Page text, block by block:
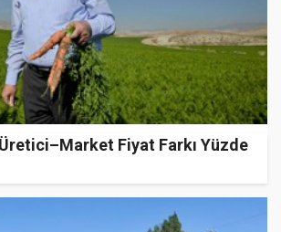
Fiyat Farkı Yüzde